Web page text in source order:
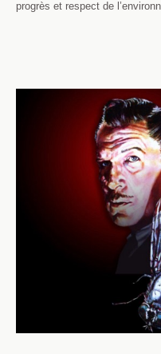
progrès et respect de